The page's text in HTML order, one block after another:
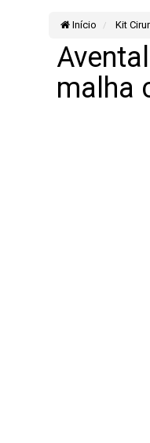
Início Kit
malha